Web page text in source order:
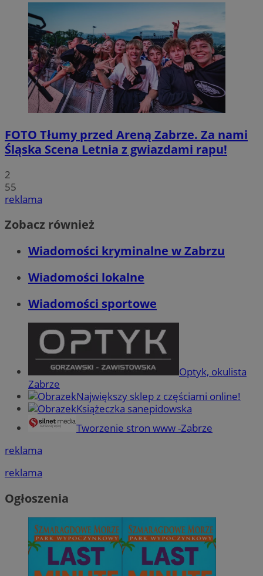
FOTO Tłumy przed Areną Zabrze. Za nami
Śląska Scena Letnia z gwiazdami rapu!
2
55
reklama
Zobacz również
Wiadomości kryminalne w Zabrzu
Wiadomości lokalne
Wiadomości sportowe
Optyk, okulista
Zabrze
Największy sklep z częściami online!
Książeczka sanepidowska
Tworzenie stron www -Zabrze
reklama
reklama
Ogłoszenia